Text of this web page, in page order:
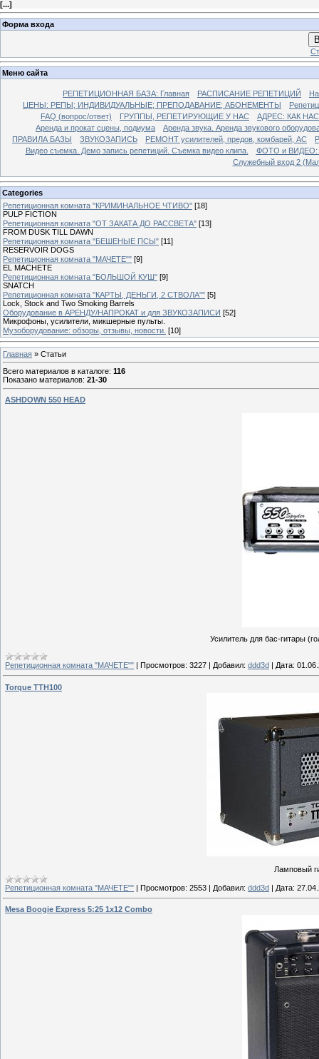
[...]
Форма входа
Меню сайта
РЕПЕТИЦИОННАЯ БАЗА: Главная РАСПИСАНИЕ РЕПЕТИЦИЙ
ЦЕНЫ: РЕПЫ; ИНДИВИДУАЛЬНЫЕ; ПРЕПОДАВАНИЕ; АБОНЕМЕНТЫ
FAQ (вопрос/ответ)
ГРУППЫ, РЕПЕТИРУЮЩИЕ У НАС
АДРЕС: КАК
Аренда и прокат сцены, подиума
Аренда звука. Аренда звукового
ПРАВИЛА БАЗЫ
ЗВУКОЗАПИСЬ РЕМОНТ усилителей, предов, комбарей, АС
Видео съемка. Демо запись репетиций. Съемка видео клипа.
ФОТО и ВИДЕО:
Служебный вход 2
Categories
Репетиционная комната "КРИМИНАЛЬНОЕ ЧТИВО" [18]
PULP FICTION
Репетиционная комната "ОТ ЗАКАТА ДО РАССВЕТА" [13]
FROM DUSK TILL DAWN
Репетиционная комната "БЕШЕНЫЕ ПСЫ" [11]
RESERVOIR DOGS
Репетиционная комната "МАЧЕТЕ"" [9]
EL MACHETE
Репетиционная комната "БОЛЬШОЙ КУШ" [9]
SNATCH
Репетиционная комната "КАРТЫ, ДЕНЬГИ, 2 СТВОЛА"" [5]
Lock, Stock and Two Smoking Barrels
Оборудование в АРЕНДУ/НАПРОКАТ и для ЗВУКОЗАПИСИ [52]
Микрофоны, усилители, микшерные пульты.
Музоборудование: обзоры, отзывы, новости. [10]
Главная » Статьи
Всего материалов в каталоге: 116
Показано материалов: 21-30
ASHDOWN 550 HEAD
Усилитель для бас-гитары
Репетиционная комната "МАЧЕТЕ"" | Просмотров: 3227 | Добавил: ddd3d | Дата:
Torque TTH100
Ламповый
Репетиционная комната "МАЧЕТЕ"" | Просмотров: 2553 | Добавил: ddd3d | Дата:
Mesa Boogie Express 5:25 1x12 Combo